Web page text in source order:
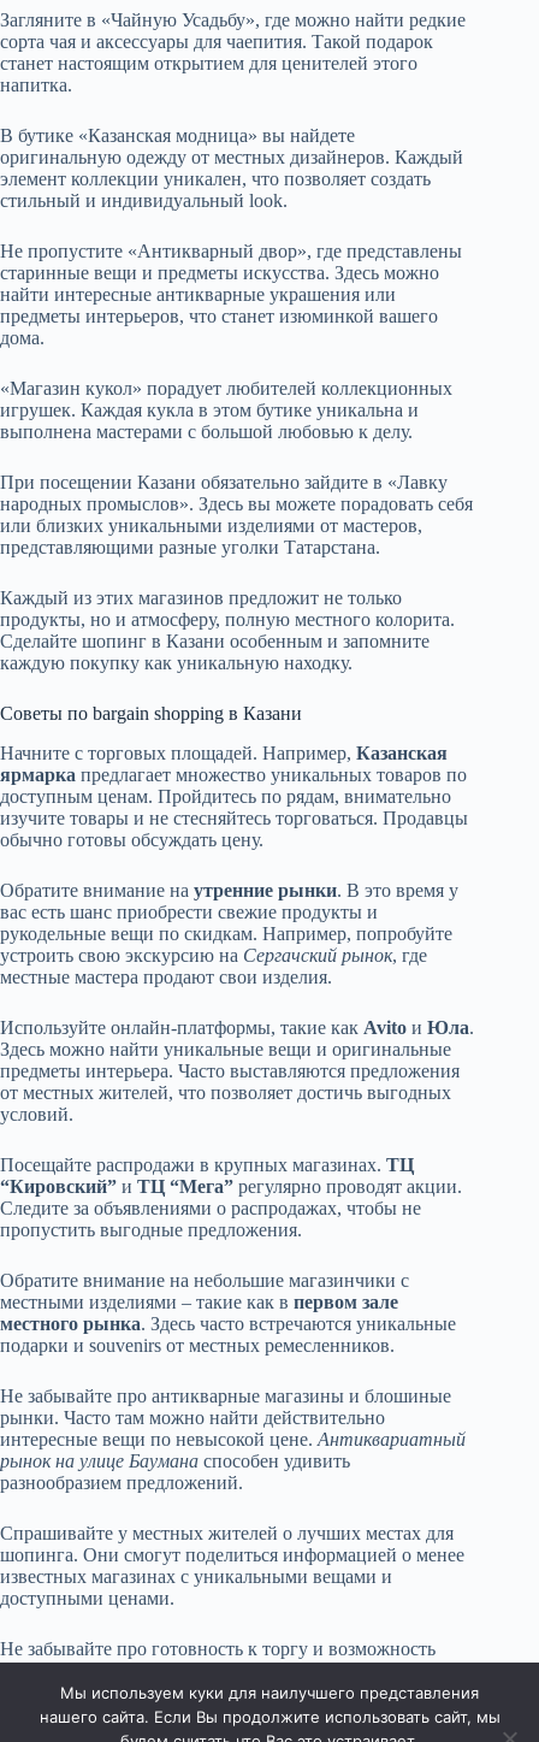
Загляните в «Чайную Усадьбу», где можно найти редкие
сорта чая и аксессуары для чаепития. Такой подарок
станет настоящим открытием для ценителей этого
напитка.
В бутике «Казанская модница» вы найдете
оригинальную одежду от местных дизайнеров. Каждый
элемент коллекции уникален, что позволяет создать
стильный и индивидуальный look.
Не пропустите «Антикварный двор», где представлены
старинные вещи и предметы искусства. Здесь можно
найти интересные антикварные украшения или
предметы интерьеров, что станет изюминкой вашего
дома.
«Магазин кукол» порадует любителей коллекционных
игрушек. Каждая кукла в этом бутике уникальна и
выполнена мастерами с большой любовью к делу.
При посещении Казани обязательно зайдите в «Лавку
народных промыслов». Здесь вы можете порадовать себя
или близких уникальными изделиями от мастеров,
представляющими разные уголки Татарстана.
Каждый из этих магазинов предложит не только
продукты, но и атмосферу, полную местного колорита.
Сделайте шопинг в Казани особенным и запомните
каждую покупку как уникальную находку.
Советы по bargain shopping в Казани
Начните с торговых площадей. Например, Казанская
ярмарка предлагает множество уникальных товаров по
доступным ценам. Пройдитесь по рядам, внимательно
изучите товары и не стесняйтесь торговаться. Продавцы
обычно готовы обсуждать цену.
Обратите внимание на утренние рынки. В это время у
вас есть шанс приобрести свежие продукты и
рукодельные вещи по скидкам. Например, попробуйте
устроить свою экскурсию на Сергачский рынок, где
местные мастера продают свои изделия.
Используйте онлайн-платформы, такие как Avito и Юла.
Здесь можно найти уникальные вещи и оригинальные
предметы интерьера. Часто выставляются предложения
от местных жителей, что позволяет достичь выгодных
условий.
Посещайте распродажи в крупных магазинах. ТЦ
“Кировский” и ТЦ “Мега” регулярно проводят акции.
Следите за объявлениями о распродажах, чтобы не
пропустить выгодные предложения.
Обратите внимание на небольшие магазинчики с
местными изделиями – такие как в первом зале
местного рынка. Здесь часто встречаются уникальные
подарки и souvenirs от местных ремесленников.
Не забывайте про антикварные магазины и блошиные
рынки. Часто там можно найти действительно
интересные вещи по невысокой цене. Антиквариатный
рынок на улице Баумана способен удивить
разнообразием предложений.
Спрашивайте у местных жителей о лучших местах для
шопинга. Они смогут поделиться информацией о менее
известных магазинах с уникальными вещами и
доступными ценами.
Не забывайте про готовность к торгу и возможность
покупкой и принимайте обдуманные решения.
Мы используем куки для наилучшего представления
нашего сайта. Если Вы продолжите использовать сайт, мы